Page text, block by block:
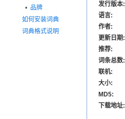
• 品牌
如何安装词典
词典格式说明
发行版本:
语言:
作者:
更新日期:
推荐:
词条总数:
联机:
大小:
MD5:
下载地址: